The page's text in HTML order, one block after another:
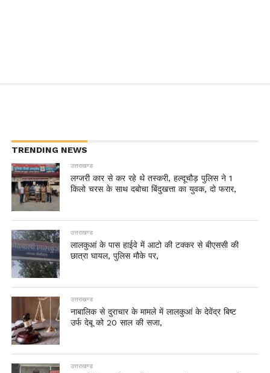
TRENDING NEWS
उत्तराखण्ड
लग्जरी कार से कर रहे थे तस्करी, हल्दूचौड़ पुलिस ने 1
किलो चरस के साथ दबोचा बिंदुखत्ता का युवक, दो फरार,
उत्तराखण्ड
लालकुआं के पास हाईवे में आटो की टक्कर से बीएससी की
छात्रा घायल, पुलिस मौके पर,
उत्तराखण्ड
नाबालिक से दुराचार के मामले में लालकुआं के देवेंद्र बिष्ट
उर्फ देबू को 20 साल की सजा,
उत्तराखण्ड